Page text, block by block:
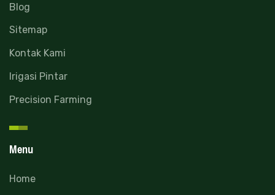
Blog
Sitemap
Kontak Kami
Irigasi Pintar
Precision Farming
Menu
Home